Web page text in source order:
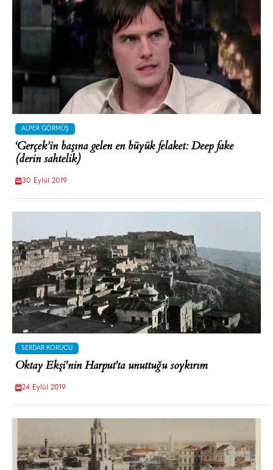
ALPER GÖRMÜŞ
‘Gerçek’in başına gelen en büyük felaket: Deep fake
(derin sahtelik)
30 Eylül 2019
SERDAR KORUCU
Oktay Ekşi'nin Harput'ta unuttuğu soykırım
24 Eylül 2019